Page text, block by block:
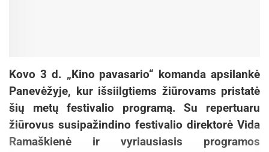
Kovo 3 d. „Kino pavasario“ komanda apsilankė
Panevėžyje, kur išsiilgtiems žiūrovams pristatė
šių metų festivalio programą. Su repertuaru
žiūrovus susipažindino festivalio direktorė Vida
Ramaškienė ir vyriausiasis programos